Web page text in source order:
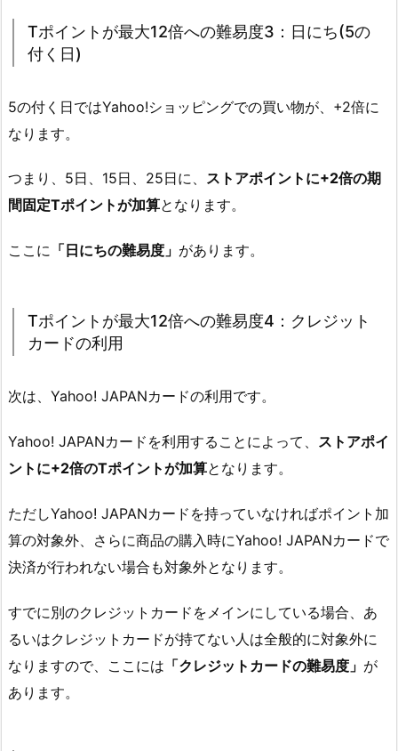
Tポイントが最大12倍への難易度3：日にち(5の
付く日)
5の付く日ではYahoo!ショッピングでの買い物が、+2倍に
なります。
つまり、5日、15日、25日に、 ストアポイントに+2倍の期
間固定Tポイントが加算となります。
ここに 「日にちの難易度」 があります。
Tポイントが最大12倍への難易度4：クレジット
カードの利用
次は、Yahoo! JAPANカードの利用です。
Yahoo! JAPANカードを利用することによって、 ストアポイ
ントに+2倍のTポイントが加算となります。
ただしYahoo! JAPANカードを持っていなければポイント加
算の対象外、さらに商品の購入時にYahoo! JAPANカードで
決済が行われない場合も対象外となります。
すでに別のクレジットカードをメインにしている場合、あ
るいはクレジットカードが持てない人は全般的に対象外に
なりますので、ここには 「クレジットカードの難易度」 が
あります。